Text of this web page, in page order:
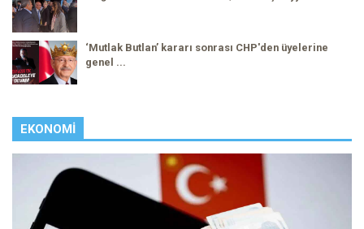
‘Mutlak Butlan’ kararı sonrası CHP'den üyelerine
genel ...
EKONOMI